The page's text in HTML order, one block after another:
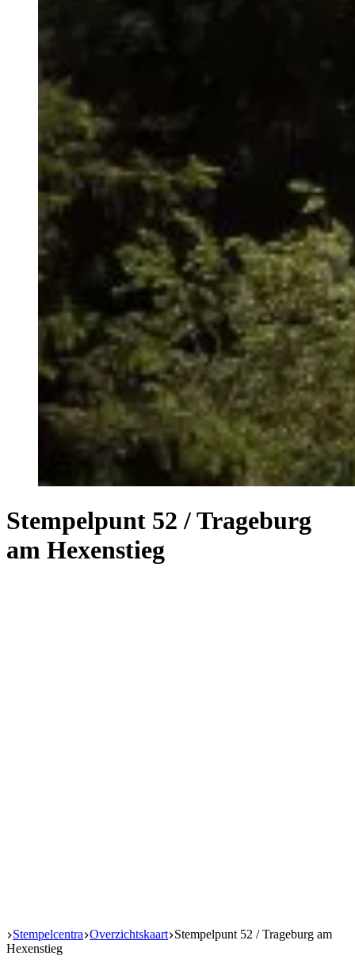
Stempelpunt 52 / Trageburg
am Hexenstieg
Start
Stempelcentra Overzichtskaart Stempelpunt 52 / Trageburg am
Hexenstieg